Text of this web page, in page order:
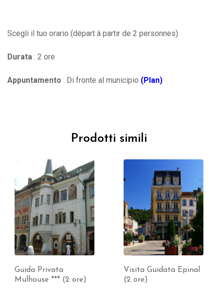
Scegli il tuo orario (départ à partir de 2 personnes)
Durata : 2 ore
Appuntamento : Di fronte al municipio (Plan)
Prodotti simili
Visita Guidata Epinal
(2 ore)
Guida Privata Sedan
*** (2 ore)